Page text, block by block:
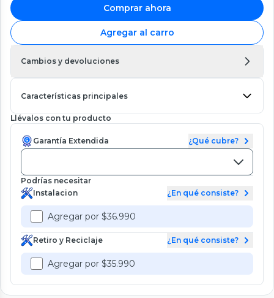
Comprar ahora
Agregar al carro
Cambios y devoluciones
Características principales
Llévalos con tu producto
Garantía Extendida ¿Qué cubre?
Podrías necesitar
Instalacion
¿En qué consiste?
Agregar por $36.990
Retiro y Reciclaje ¿En qué consiste?
Agregar por $35.990